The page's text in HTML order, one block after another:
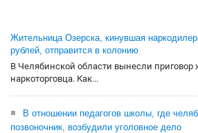
Жительница Озерска, кинувшая
рублей, отправится в колонию
В Челябинской области вынесли
наркоторговца. Как...
В отношении педагогов школы, где
позвоночник, возбудили уголовное дело